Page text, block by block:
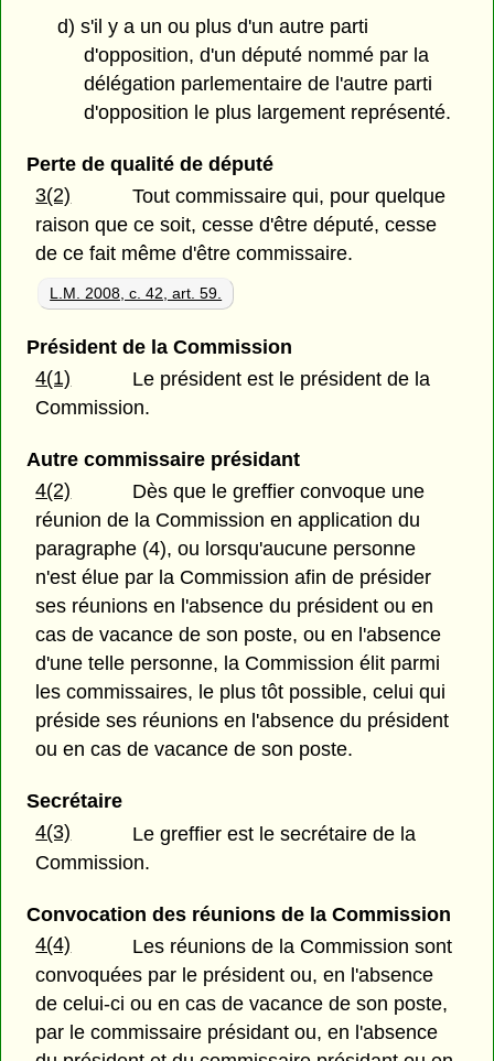
d) s'il y a un ou plus d'un autre parti
d'opposition, d'un député nommé par la
délégation parlementaire de l'autre parti
d'opposition le plus largement représenté.
Perte de qualité de député
3(2)
Tout commissaire qui, pour quelque
raison que ce soit, cesse d'être député, cesse
de ce fait même d'être commissaire.
L.M. 2008, c. 42, art. 59.
Président de la Commission
4(1)
Le président est le président de la
Commission.
Autre commissaire présidant
4(2)
Dès que le greffier convoque une
réunion de la Commission en application du
paragraphe (4), ou lorsqu'aucune personne
n'est élue par la Commission afin de présider
ses réunions en l'absence du président ou en
cas de vacance de son poste, ou en l'absence
d'une telle personne, la Commission élit parmi
les commissaires, le plus tôt possible, celui qui
préside ses réunions en l'absence du président
ou en cas de vacance de son poste.
Secrétaire
4(3)
Le greffier est le secrétaire de la
Commission.
Convocation des réunions de la Commission
4(4)
Les réunions de la Commission sont
convoquées par le président ou, en l'absence
de celui-ci ou en cas de vacance de son poste,
par le commissaire présidant ou, en l'absence